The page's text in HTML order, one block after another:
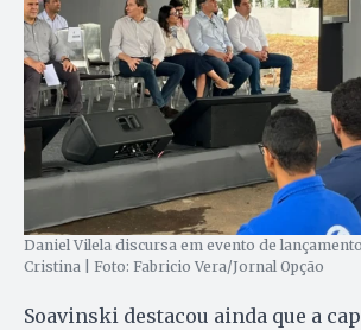
Daniel Vilela discursa em evento de
Cristina | Foto: Fabricio Vera/Jornal Opção
Soavinski destacou ainda que a